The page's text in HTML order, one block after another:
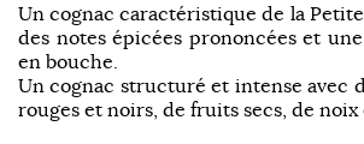
Un cognac caractéristique de la
des notes épicées prononcées et
en bouche.
Un cognac structuré et intense avec
rouges et noirs, de fruits secs, de noix